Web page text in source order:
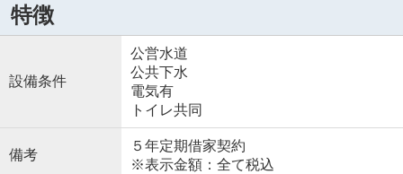
特徴
設備条件
公営水道
公共下水
電気有
トイレ共同
備考
５年定期借家契約
※表示金額：全て税込